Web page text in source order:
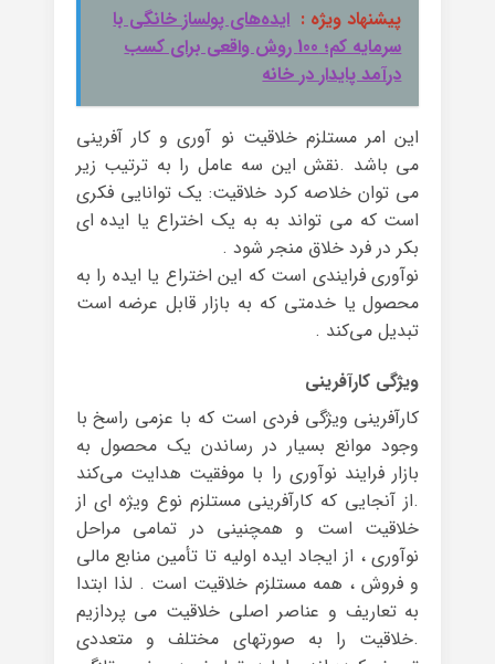
پیشنهاد ویژه : ایده‌های پولساز خانگی با
سرمایه کم؛ 100 روش واقعی برای کسب
درآمد پایدار در خانه
این امر مستلزم خلاقیت نو آوری و کار آفرینی
می باشد .نقش این سه عامل را به ترتیب زیر
می توان خلاصه کرد خلاقیت: یک توانایی فکری
است که می تواند به به یک اختراع یا ایده ای
بکر در فرد خلاق منجر شود .
نوآوری فرایندی است که این اختراع یا ایده را به
محصول یا خدمتی که به بازار قابل عرضه است
تبدیل می‌کند .
ویژگی کارآفرینی
کارآفرینی ویژگی فردی است که با عزمی راسخ با
وجود موانع بسیار در رساندن یک محصول به
بازار فرایند نوآوری را با موفقیت هدایت می‌کند
.از آنجایی که کارآفرینی مستلزم نوع ویژه ای از
خلاقیت است و همچنینی در تمامی مراحل
نوآوری ، از ایجاد ایده اولیه تا تأمین منابع مالی
و فروش ، همه مستلزم خلاقیت است . لذا ابتدا
به تعاریف و عناصر اصلی خلاقیت می پردازیم
.خلاقیت را به صورتهای مختلف و متعددی